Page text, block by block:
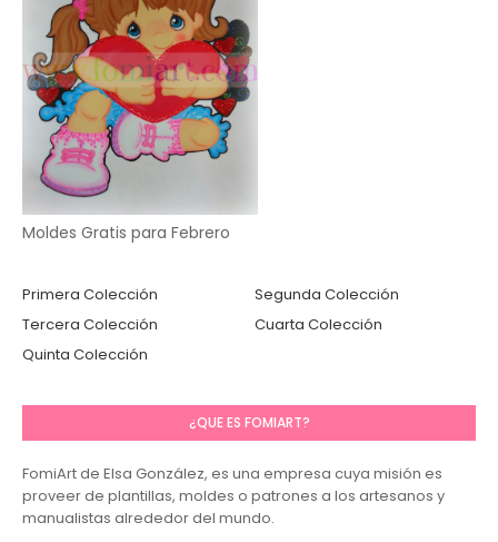
Moldes Gratis para Febrero
Primera Colección
Segunda Colección
Tercera Colección
Cuarta Colección
Quinta Colección
¿QUE ES FOMIART?
FomiArt de Elsa González, es una empresa cuya misión es
proveer de plantillas, moldes o patrones a los artesanos y
manualistas alrededor del mundo.